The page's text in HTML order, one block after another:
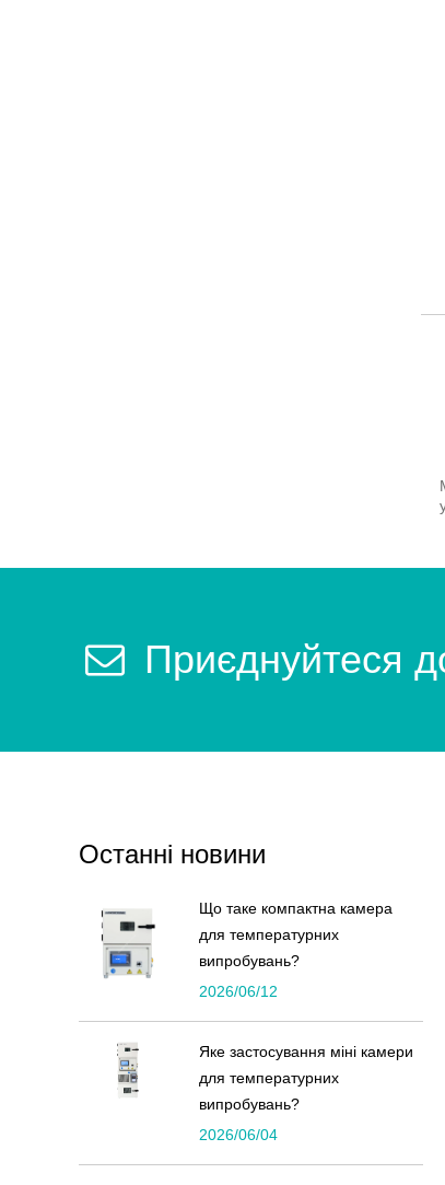
Приєднуйтеся
Останні новини
Що таке компактна камера
для температурних
випробувань?
2026/06/12
Яке застосування міні камери
для температурних
випробувань?
2026/06/04